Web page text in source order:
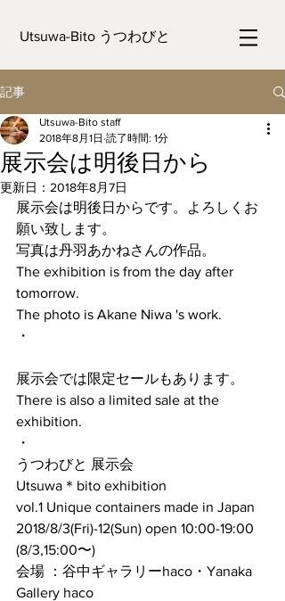
Utsuwa-Bito うつわびと
記事
展示会は明後日から
Utsuwa-Bito staff
2018年8月1日 読了時間: 1分
更新日： 2018年8月7日
展示会は明後日からです。よろしくお
願い致します。
写真は丹羽あかねさんの作品。
The exhibition is from the day after
tomorrow.
The photo is Akane Niwa 's work.
・
展示会では限定セールもあります。
There is also a limited sale at the
exhibition.
・
うつわびと 展示会
Utsuwa＊bito exhibition
vol.1 Unique containers made in Japan
2018/8/3(Fri)-12(Sun) open 10:00-19:00
(8/3,15:00〜)
会場 ：谷中ギャラリーhaco・Yanaka
Gallery haco